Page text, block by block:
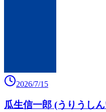
2026/7/15
瓜生信一郎 (うりうし